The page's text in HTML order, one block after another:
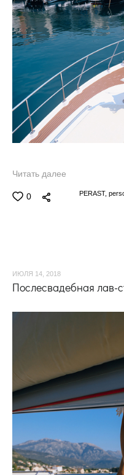
Читать далее
0 PERAST,
ИЮЛЯ 14, 2018
Послесвадебная лав-